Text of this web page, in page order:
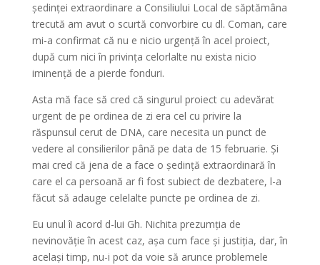
ședinței extraordinare a Consiliului Local de săptămâna
trecută am avut o scurtă convorbire cu dl. Coman, care
mi-a confirmat că nu e nicio urgență în acel proiect,
după cum nici în privința celorlalte nu exista nicio
iminență de a pierde fonduri.
Asta mă face să cred că singurul proiect cu adevărat
urgent de pe ordinea de zi era cel cu privire la
răspunsul cerut de DNA, care necesita un punct de
vedere al consilierilor până pe data de 15 februarie. Și
mai cred că jena de a face o ședință extraordinară în
care el ca persoană ar fi fost subiect de dezbatere, l-a
făcut să adauge celelalte puncte pe ordinea de zi.
Eu unul îi acord d-lui Gh. Nichita prezumția de
nevinovăție în acest caz, așa cum face și justiția, dar, în
același timp, nu-i pot da voie să arunce problemele